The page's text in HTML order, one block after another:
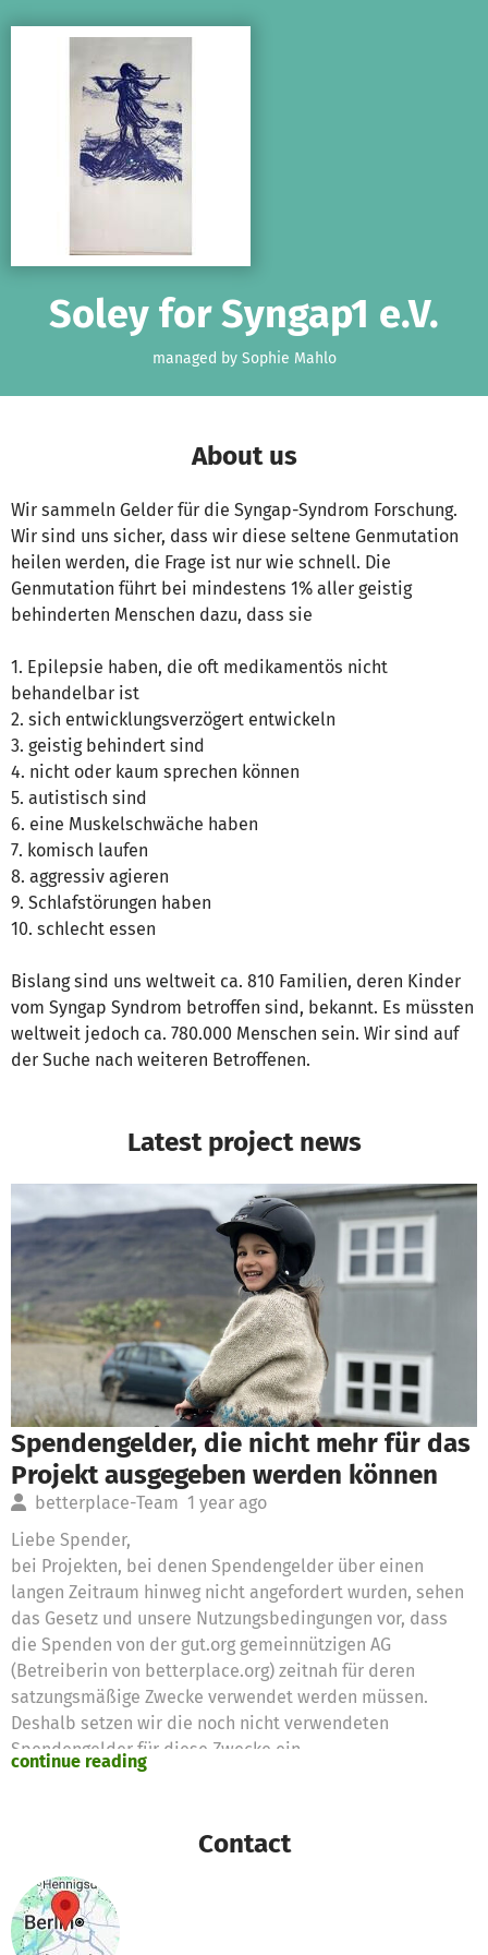
Soley for Syngap1 e.V.
managed by Sophie Mahlo
About us
Wir sammeln Gelder für die Syngap-Syndrom Forschung.
Wir sind uns sicher, dass wir diese seltene Genmutation
heilen werden, die Frage ist nur wie schnell. Die
Genmutation führt bei mindestens 1% aller geistig
behinderten Menschen dazu, dass sie
1. Epilepsie haben, die oft medikamentös nicht
behandelbar ist
2. sich entwicklungsverzögert entwickeln
3. geistig behindert sind
4. nicht oder kaum sprechen können
5. autistisch sind
6. eine Muskelschwäche haben
7. komisch laufen
8. aggressiv agieren
9. Schlafstörungen haben
10. schlecht essen
Bislang sind uns weltweit ca. 810 Familien, deren Kinder
vom Syngap Syndrom betroffen sind, bekannt. Es müssten
weltweit jedoch ca. 780.000 Menschen sein. Wir sind auf
der Suche nach weiteren Betroffenen.
Latest project news
Spendengelder, die nicht mehr für das
Projekt ausgegeben werden können
betterplace-Team 1 year ago
Liebe Spender,
bei Projekten, bei denen Spendengelder über einen
langen Zeitraum hinweg nicht angefordert wurden, sehen
das Gesetz und unsere Nutzungsbedingungen vor, dass
die Spenden von der gut.org gemeinnützigen AG
(Betreiberin von betterplace.org) zeitnah für deren
satzungsmäßige Zwecke verwendet werden müssen.
Deshalb setzen wir die noch nicht verwendeten
Spendengelder für diese Zwecke ein
Vielen Dank für eure Unterstützung,
continue reading
Contact